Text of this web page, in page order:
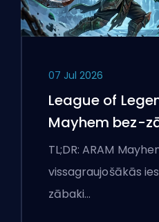
07 Jul 2026
League of
Mayhem bez-
TL;DR: ARAM
vissagraujošākās
zābaki…